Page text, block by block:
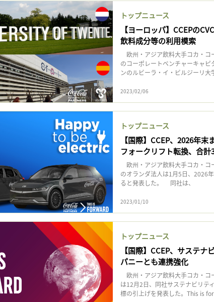
トップニュース
【ヨーロッパ】CCEPの
飲料成分等の利用模索
欧州・アジア飲料大手コカ・コ
のコーポレートベンチャーキャピ
ンのルビーラ・イ・ビルジーリ
2023/02/06
トップニュース
【国際】CCEP、2026年
フォークリフト転換、合計
欧州・アジア飲料大手コカ・コ
のオランダ法人は1月5日、2026
ると発表した。 同社は、
2023/01/10
トップニュース
【国際】CCEP、サステ
パニーとも連携強化
欧州・アジア飲料大手コカ・コ
は12月2日、同社サステナビリテ
標の引上げを発表した。This is